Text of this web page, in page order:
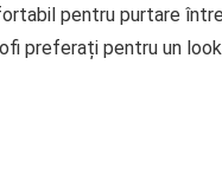
pentru purtare
preferați pentru un